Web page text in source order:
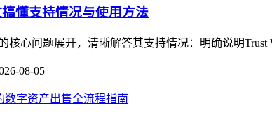
懂支持情况与使用方法
核心问题展开，清晰解答其支持情况：明确说明
08-05